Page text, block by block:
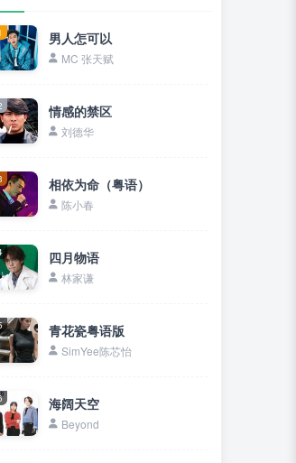
男人怎可以
MC 张天赋
情感的禁区
刘德华
相依为命（粤语）
陈小春
四月物语
林家谦
青花瓷粤语版
SimYee陈芯怡
海阔天空
Beyond